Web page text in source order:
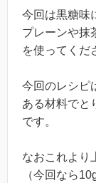
今回は黒糖味
プレーンや抹
を使ってくだ
今回のレシピ
ある材料でと
です。
なおこれより
（今回なら